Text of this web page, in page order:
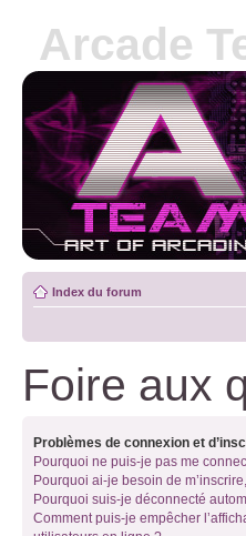
Arcade
Index du forum
Foire aux
Problèmes de connexion et
Pourquoi ne puis-je pas me
Pourquoi ai-je besoin de
Pourquoi suis-je déconnecté
Comment puis-je empêcher